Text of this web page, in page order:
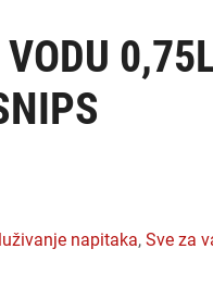
napitaka, sve za